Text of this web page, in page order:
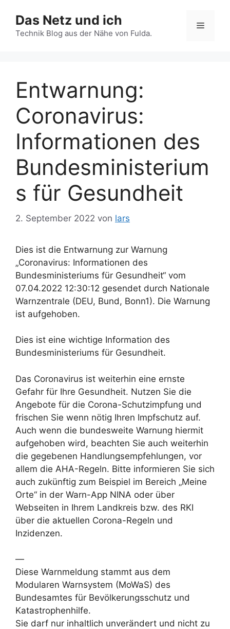
Inhalt
springen
Das Netz und ich
Technik Blog aus der Nähe von Fulda.
Menü
Entwarnung:
Coronavirus:
Informationen des
Bundesministerium
s für Gesundheit
2. September 2022 von lars
Dies ist die Entwarnung zur Warnung
„Coronavirus: Informationen des
Bundesministeriums für Gesundheit“ vom
07.04.2022 12:30:12 gesendet durch Nationale
Warnzentrale (DEU, Bund, Bonn1). Die Warnung
ist aufgehoben.
Dies ist eine wichtige Information des
Bundesministeriums für Gesundheit.
Das Coronavirus ist weiterhin eine ernste
Gefahr für Ihre Gesundheit. Nutzen Sie die
Angebote für die Corona-Schutzimpfung und
frischen Sie wenn nötig Ihren Impfschutz auf.
Auch wenn die bundesweite Warnung hiermit
aufgehoben wird, beachten Sie auch weiterhin
die gegebenen Handlungsempfehlungen, vor
allem die AHA-Regeln. Bitte informieren Sie sich
auch zukünftig zum Beispiel im Bereich „Meine
Orte“ in der Warn-App NINA oder über
Webseiten in Ihrem Landkreis bzw. des RKI
über die aktuellen Corona-Regeln und
Inzidenzen.
—
Diese Warnmeldung stammt aus dem
Modularen Warnsystem (MoWaS) des
Bundesamtes für Bevölkerungsschutz und
Katastrophenhilfe.
Sie darf nur inhaltlich unverändert und nicht zu